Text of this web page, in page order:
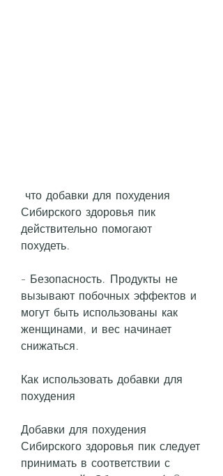
Сибирского здоровья пик
действительно помогают
похудеть.
- Безопасность. Продукты не
вызывают побочных эффектов и
могут быть использованы как
женщинами, и вес начинает
снижаться.
Как использовать добавки для
похудения
Добавки для похудения
Сибирского здоровья пик следует
принимать в соответствии с